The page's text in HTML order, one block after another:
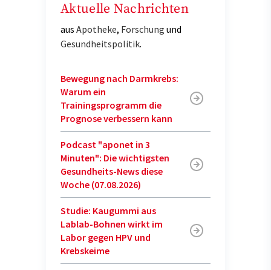
Aktuelle Nachrichten
aus Apotheke, Forschung und
Gesundheitspolitik.
Bewegung nach Darmkrebs:
Warum ein
Trainingsprogramm die
Prognose verbessern kann
Podcast "aponet in 3
Minuten": Die wichtigsten
Gesundheits-News diese
Woche (07.08.2026)
Studie: Kaugummi aus
Lablab-Bohnen wirkt im
Labor gegen HPV und
Krebskeime